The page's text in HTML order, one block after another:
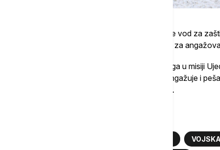
Rezultati su, kako se navodi, pokazali da je vod za
u potpunosti obučen, opremljen i spreman za
Vojska Srbije angažuje vod za zaštitu snaga u misiji
osim ovog voda, Vojska Srbije u Libanu angažuje i
zaduženih za podršku našem kontingentu.